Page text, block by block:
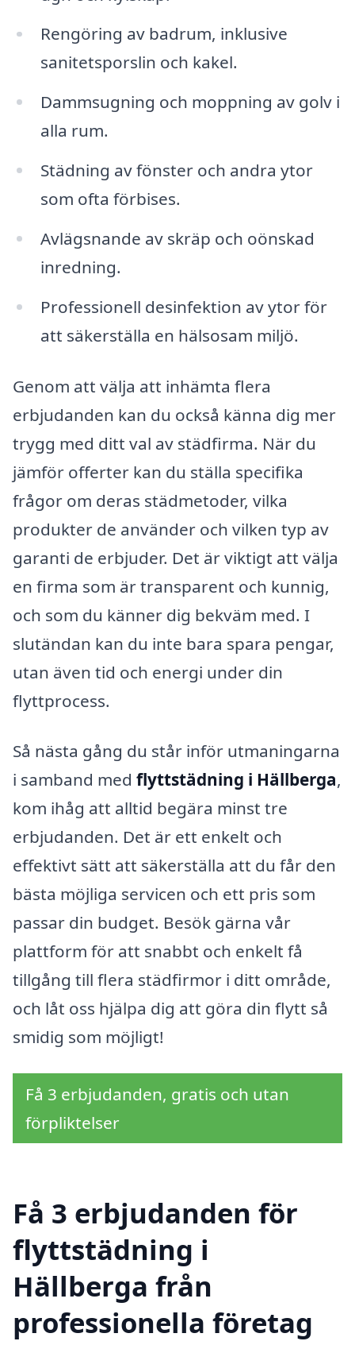
Rengöring av badrum, inklusive
sanitetsporslin och kakel.
Dammsugning och moppning av golv i
alla rum.
Städning av fönster och andra ytor
som ofta förbises.
Avlägsnande av skräp och oönskad
inredning.
Professionell desinfektion av ytor för
att säkerställa en hälsosam miljö.
Genom att välja att inhämta flera
erbjudanden kan du också känna dig mer
trygg med ditt val av städfirma. När du
jämför offerter kan du ställa specifika
frågor om deras städmetoder, vilka
produkter de använder och vilken typ av
garanti de erbjuder. Det är viktigt att välja
en firma som är transparent och kunnig,
och som du känner dig bekväm med. I
slutändan kan du inte bara spara pengar,
utan även tid och energi under din
flyttprocess.
Så nästa gång du står inför utmaningarna
i samband med flyttstädning i Hällberga,
kom ihåg att alltid begära minst tre
erbjudanden. Det är ett enkelt och
effektivt sätt att säkerställa att du får den
bästa möjliga servicen och ett pris som
passar din budget. Besök gärna vår
plattform för att snabbt och enkelt få
tillgång till flera städfirmor i ditt område,
och låt oss hjälpa dig att göra din flytt så
smidig som möjligt!
Få 3 erbjudanden, gratis och utan
förpliktelser
Få 3 erbjudanden för
flyttstädning i
Hällberga från
professionella företag